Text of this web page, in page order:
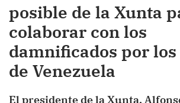
posible de la Xunta
colaborar con los
damnificados por los
de Venezuela
El presidente de la Xunta,